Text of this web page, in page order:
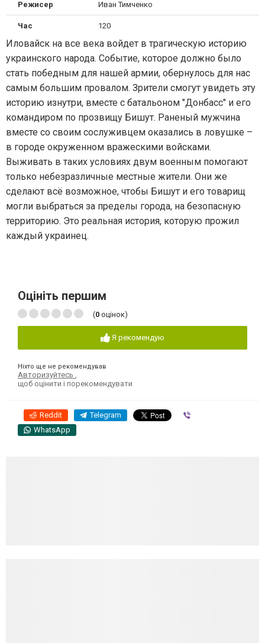
Режисер Иван Тимченко
Час 120
Иловайск на все века войдет в трагическую историю
украинского народа. Событие, которое должно было
стать победным для нашей армии, обернулось для нас
самым большим провалом. Зрители смогут увидеть эту
историю изнутри, вместе с батальоном "Донбасс" и его
командиром по прозвищу Бишут. Раненый мужчина
вместе со своим сослуживцем оказались в ловушке –
в городе окруженном вражескими войсками.
Выживать в таких условиях двум военным помогают
только небезразличные местные жители. Они же
сделают всё возможное, чтобы Бишут и его товарищ
могли выбраться за пределы города, на безопасную
территорию. Это реальная история, которую прожил
каждый украинец.
Оцініть першим
(0 оцінок)
Я рекомендую
Ніхто ще не рекомендував
Авторизуйтесь ,
щоб оцінити і порекомендувати
Reddit Telegram
WhatsApp